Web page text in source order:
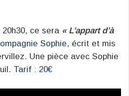
20h30, ce sera « L’appart d’à
Sophie, écrit et mis
Une pièce avec Sophie
Tarif : 20€